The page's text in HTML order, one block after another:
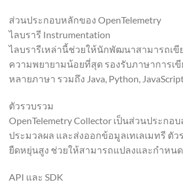
ส่วนประกอบหลักของ OpenTelemetry
ไลบรารี Instrumentation
ไลบรารีเหล่านี้ช่วยให้นักพัฒนาสามารถเขี
ความพยายามน้อยที่สุด รองรับภาษาการเ
หลายภาษา รวมถึง Java, Python,
ตัวรวบรวม
OpenTelemetry Collector เป็นส่วนประกอ
ประมวลผล และส่งออกข้อมูลเทเลเมทรี ตั
ยืดหยุ่นสูง ช่วยให้สามารถแปลงและกำหน
API และ SDK